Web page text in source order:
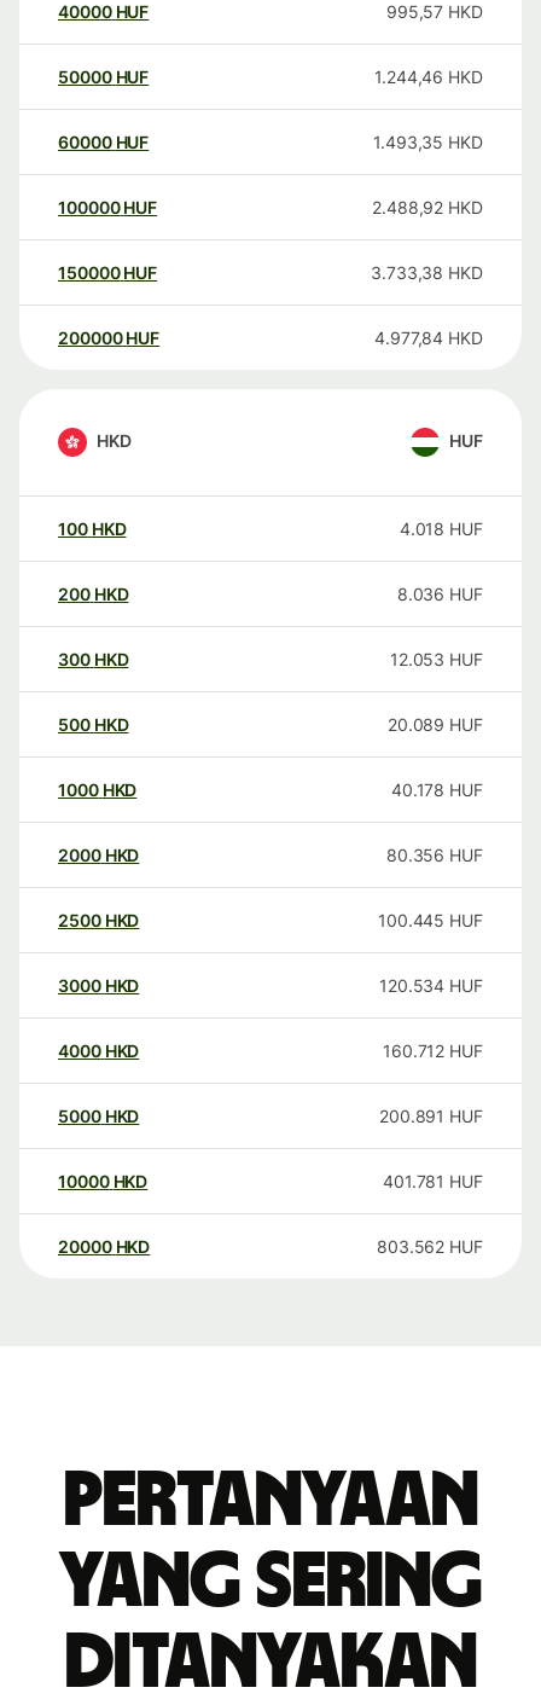
40000 HUF 995,57 HKD
50000 HUF 1.244,46 HKD
60000 HUF 1.493,35 HKD
100000 HUF 2.488,92 HKD
150000 HUF 3.733,38 HKD
200000 HUF 4.977,84 HKD
HKD HUF
100 HKD 4.018 HUF
200 HKD 8.036 HUF
300 HKD 12.053 HUF
500 HKD 20.089 HUF
1000 HKD 40.178 HUF
2000 HKD 80.356 HUF
2500 HKD 100.445 HUF
3000 HKD 120.534 HUF
4000 HKD 160.712 HUF
5000 HKD 200.891 HUF
10000 HKD 401.781 HUF
20000 HKD 803.562 HUF
Pertanyaan
yang sering
ditanyakan